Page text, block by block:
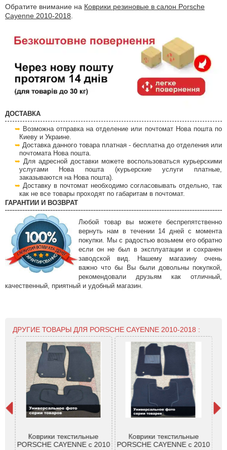
Обратите внимание на Коврики резиновые в салон Porsche
Cayenne 2010-2018
ДОСТАВКА
Возможна отправка на отделение или почтомат Нова пошта по
Киеву и Украине.
Доставка данного товара платная - бесплатна до отделения или
почтомата Нова пошта.
Для адресной доставки можете воспользоваться курьерскими
услугами Нова пошта (курьерские услуги платные,
заказываются на Нова пошта).
Доставку в почтомат необходимо согласовывать отдельно, так
как не все товары проходят по габаритам в почтомат.
ГАРАНТИИ И ВОЗВРАТ
Любой товар вы можете беспрепятственно
вернуть нам в течении 14 дней с момента
покупки. Мы с радостью возьмем его обратно
если он не был в эксплуатации и сохранен
заводской вид. Нашему магазину очень
важно что бы Вы были довольны покупкой,
рекомендовали друзьям как отличный,
качественный, приятный и удобный магазин.
ДРУГИЕ ТОВАРЫ ДЛЯ PORSCHE CAYENNE 2010-2018 :
Коврики текстильные
PORSCHE CAYENNE с 2010
Коврики текстильные
PORSCHE CAYENNE с 2010